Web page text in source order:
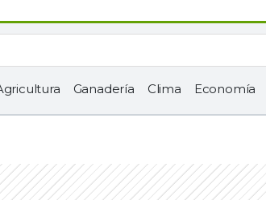
Ganadería Clima Economía